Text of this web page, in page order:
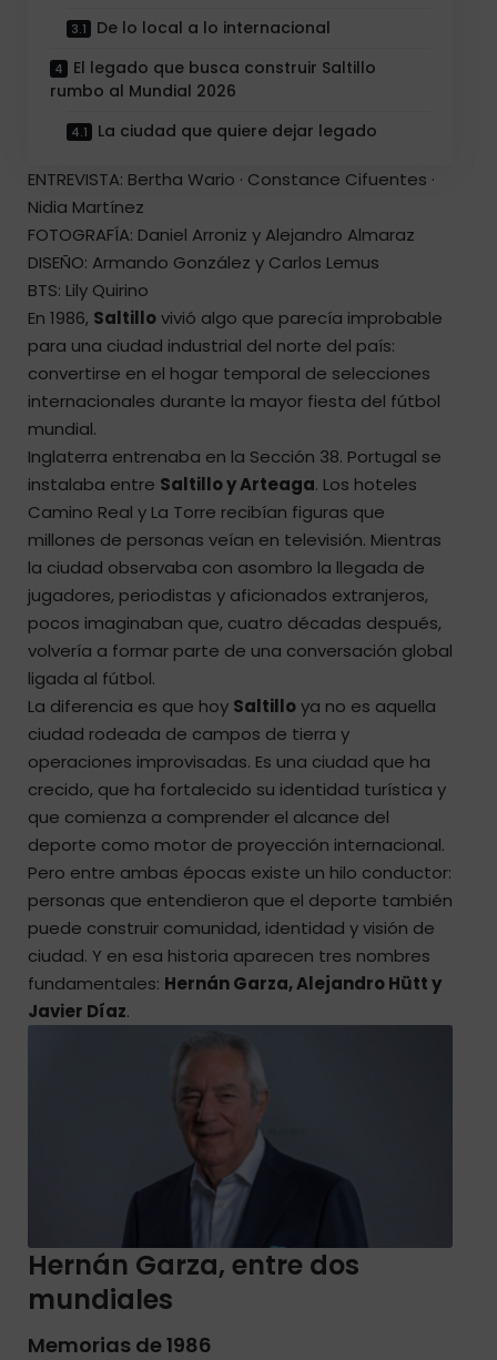
De lo local a lo internacional
El legado que busca construir Saltillo
rumbo al Mundial 2026
La ciudad que quiere dejar legado
ENTREVISTA: Bertha Wario · Constance Cifuentes ·
Nidia Martínez
FOTOGRAFÍA: Daniel Arroniz y Alejandro Almaraz
DISEÑO: Armando González y Carlos Lemus
BTS: Lily Quirino
En 1986, Saltillovivió algo que parecía improbable
para una ciudad industrial del norte del país:
convertirse en el hogar temporal de selecciones
internacionales durante la mayor fiesta del fútbol
mundial.
Inglaterra entrenaba en la Sección 38. Portugal se
instalaba entre Saltillo y Arteaga. Los hoteles
Camino Real y La Torre recibían figuras que
millones de personas veían en televisión. Mientras
la ciudad observaba con asombro la llegada de
jugadores, periodistas y aficionados extranjeros,
pocos imaginaban que, cuatro décadas después,
volvería a formar parte de una conversación global
ligada al fútbol.
La diferencia es que hoy Saltilloya no es aquella
ciudad rodeada de campos de tierra y
operaciones improvisadas. Es una ciudad que ha
crecido, que ha fortalecido su identidad turística y
que comienza a comprender el alcance del
deporte como motor de proyección internacional.
Pero entre ambas épocas existe un hilo conductor:
personas que entendieron que el deporte también
puede construir comunidad, identidad y visión de
ciudad. Y en esa historia aparecen tres nombres
fundamentales: Hernán Garza, Alejandro Hütt y
Javier Díaz.
Hernán Garza, entre dos
mundiales
Memorias de 1986